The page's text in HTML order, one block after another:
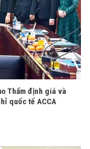
Thẩm định giá và
quốc tế ACCA